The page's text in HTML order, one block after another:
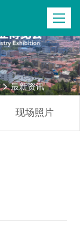
Toggle
 最新资讯
现场照片